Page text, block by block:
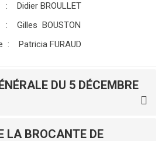
BROULLET
BOUSTON
: Patricia FURAUD
DU 5 DÉCEMBRE
LA BROCANTE DE